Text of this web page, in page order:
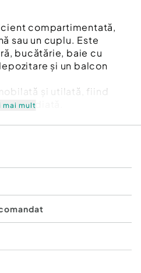
compartimentată,
sau un cuplu. Este
bucătărie, baie cu
și un balcon
și utilată, fiind
imediată.
și programarea
să ne contactați.
mai mult